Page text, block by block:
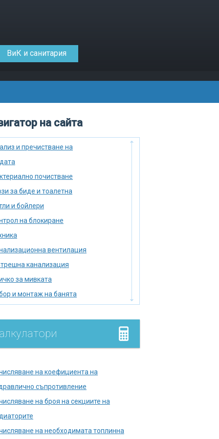
ВиК и санитария
на сайта
и пречистване на
почистване
за биде и тоалетна
и бойлери
на блокиране
вентилация
канализация
за мивката
и монтаж на банята
вана
тоалетна
в държавни
на коефициента на
съпротивление
на броя на секциите на
на необходимата топлинна